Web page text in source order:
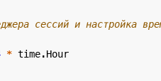
сессий и настройка
* time.Hour